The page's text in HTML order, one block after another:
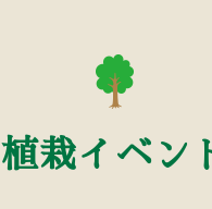
植栽イベン